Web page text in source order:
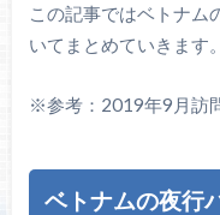
この記事ではベトナム
いてまとめていきます。
※参考：2019年9月訪
ベトナムの夜行